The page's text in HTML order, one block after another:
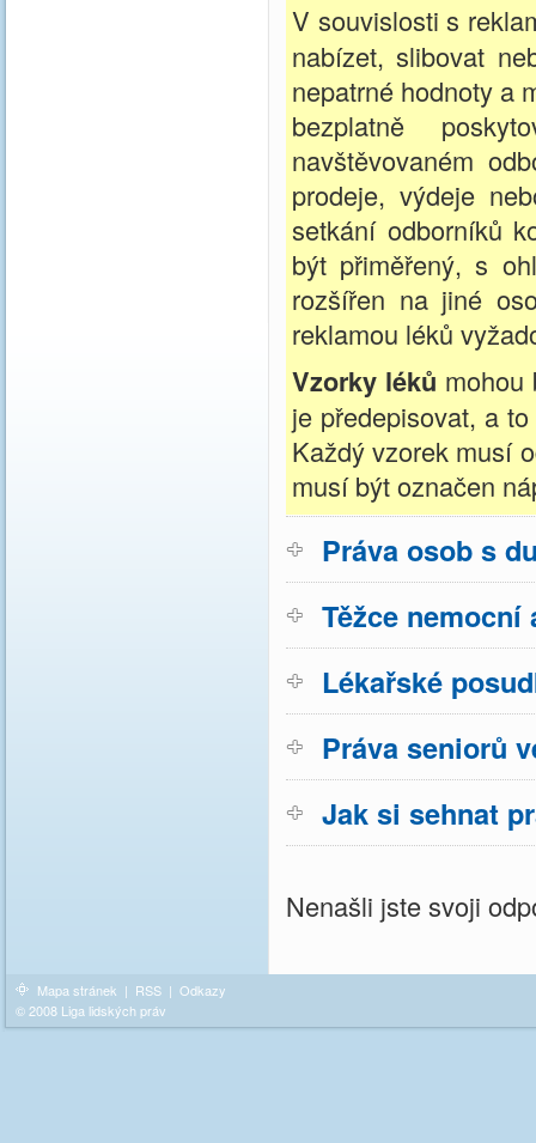
V souvislosti s
nabízet, slibovat
nepatrné hodnoty a
bezplatně
navštěvovaném
prodeje, výdeje
setkání odborníků
být přiměřený, s
rozšířen na jiné
reklamou léků
Vzorky léků mohou
je předepisovat, a
Každý vzorek musí
musí být označen
Práva osob s
Těžce
Lékařské
Práva seniorů
Jak si sehnat
Nenašli jste svoji
Mapa stránek | RSS | Odkazy
© 2008 Liga lidských práv